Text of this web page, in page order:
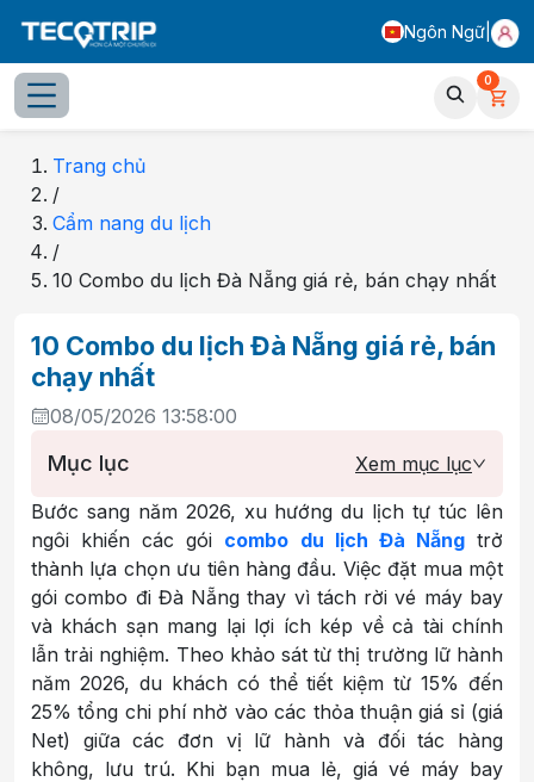
Ngôn Ngữ
0
Trang chủ
/
Cẩm nang du lịch
/
10 Combo du lịch Đà Nẵng giá rẻ, bán chạy nhất
10 Combo du lịch Đà Nẵng giá rẻ, bán
chạy nhất
08/05/2026 13:58:00
Mục lục
Xem mục lục
Bước sang năm 2026, xu hướng du lịch tự túc lên
ngôi khiến các gói combo du lịch Đà Nẵngtrở
thành lựa chọn ưu tiên hàng đầu. Việc đặt mua một
gói combo đi Đà Nẵng thay vì tách rời vé máy bay
và khách sạn mang lại lợi ích kép về cả tài chính
lẫn trải nghiệm. Theo khảo sát từ thị trường lữ hành
năm 2026, du khách có thể tiết kiệm từ 15% đến
25% tổng chi phí nhờ vào các thỏa thuận giá sỉ (giá
Net) giữa các đơn vị lữ hành và đối tác hàng
không, lưu trú. Khi bạn mua lẻ, giá vé máy bay